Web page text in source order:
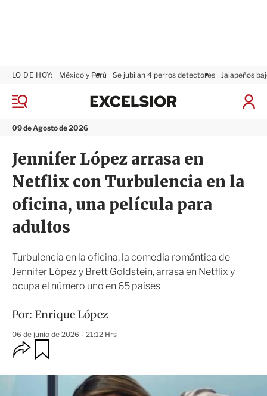
M
n
09 de Agosto de 2026
LO DE HOY: México y Perú Se jubilan 4 perros detectores Jalapeños
I
x
i
r
Jennifer López arrasa en
Netflix con Turbulencia en la
oficina, una película para
adultos
Turbulencia en la oficina, la comedia romántica de
Jennifer López y Brett Goldstein, arrasa en Netflix y
ocupa el número uno en 65 países
Por: Enrique López
06 de junio de 2026 - 21:12 Hrs
O
p
i
r